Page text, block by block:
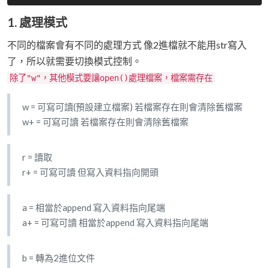
1. 處理模式
不同的檔案會有不同的處理方式 像2進檔就不能用str寫入
了，所以就需要切換模式控制。
除了"w"，其他模式要讓open()處理檔案，檔案需存在
w = 可寫可讀(預設建立檔案) 若檔案存在則會清除舊檔案
w+ = 可寫可讀 若檔案存在則會清除舊檔案
r = 讀取
r+ = 可寫可讀 但寫入資料指向開頭
a = 相當於append 寫入資料指向尾端
a+ = 可寫可讀 相當於append 寫入資料指向尾端
b = 轉為2進位文件